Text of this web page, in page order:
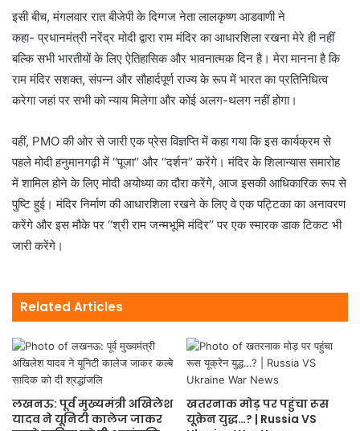
इसी बीच, मंगलवार रात बीजेपी के दिग्गज नेता लालकृष्ण आडवाणी ने
कहा- प्रधानमंत्री नरेंद्र मोदी द्वारा राम मंदिर का आधारशिला रखना मेरे ही नहीं
बल्कि सभी भारतीयों के लिए ऐतिहासिक और भावनात्मक दिन है। मेरा मानना है कि
राम मंदिर सशक्त, संपन्न और सौहार्दपूर्ण राज्य के रूप में भारत का प्रतिनिधित्व
करेगा जहां पर सभी को न्याय मिलेगा और कोई अलग-थलग नहीं होगा।
वहीं, PMO की ओर से जारी एक प्रेस विज्ञप्ति में कहा गया कि इस कार्यक्रम से
पहले मोदी हनुमानगढ़ी में ‘‘पूजा’’ और ‘‘दर्शन’’ करेंगे। मंदिर के शिलान्यास समारोह
में शामिल होने के लिए मोदी अयोध्या का दौरा करेंगे, आज इसकी आधिकारिक रूप से
पुष्टि हुई। मंदिर निर्माण की आधारशिला रखने के लिए वे एक पट्टिका का अनावरण
करेंगे और इस मौके पर ‘‘श्री राम जन्मभूमि मंदिर’’ पर एक स्मारक डाक टिकट भी
जारी करेंगे।
Related Articles
लखनऊ: पूर्व मुख्यमंत्री अखिलेश
यादव ने यूनिटी कालेज जाकर
खतरनाक मोड़ पर पहुंचा रूस
यूक्रेन युद्ध…? | Russia VS